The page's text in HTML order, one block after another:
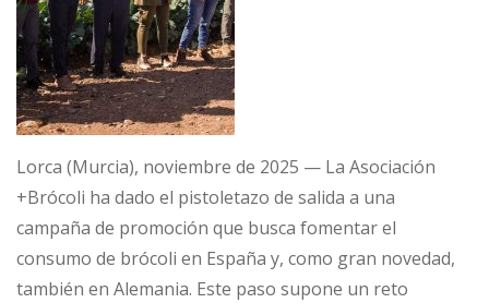
Lorca (Murcia), noviembre de 2025 — La Asociación
+Brócoli ha dado el pistoletazo de salida a una
campaña de promoción que busca fomentar el
consumo de brócoli en España y, como gran novedad,
también en Alemania. Este paso supone un reto